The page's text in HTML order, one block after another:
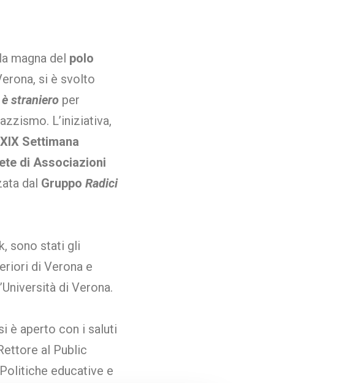
magna del polo
si è svolto
straniero per
L’iniziativa,
XIX Settimana
di Associazioni
dal Gruppo Radici
sono stati gli
di Verona e
di Verona.
è aperto con i saluti
al Public
educative e